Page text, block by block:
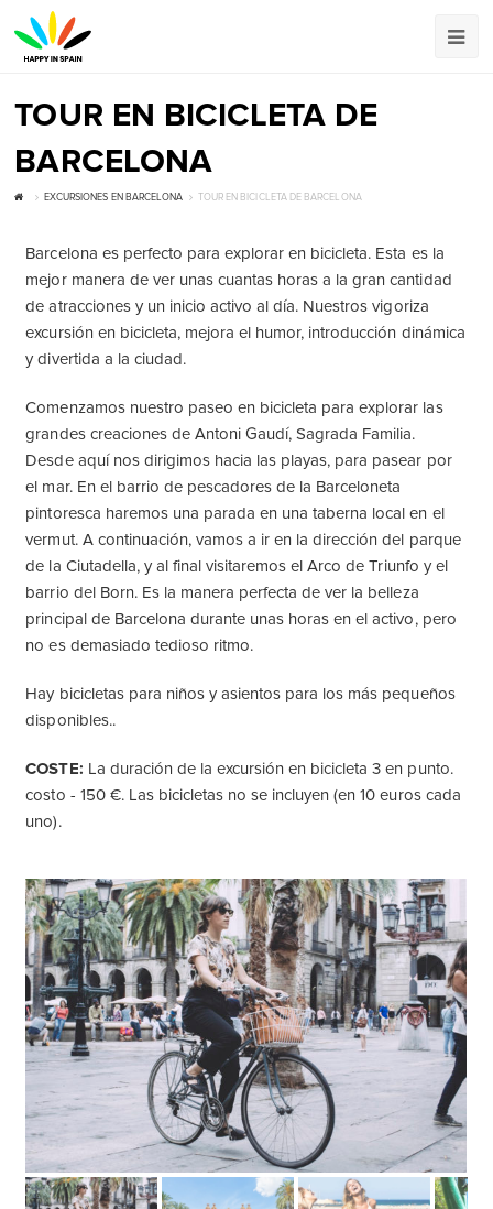
TOUR EN BICICLETA DE
BARCELONA
EXCURSIONES EN BARCELONA TOUR EN BICICLETA DE BARCELONA
Barcelona es perfecto para explorar en bicicleta. Esta es la
mejor manera de ver unas cuantas horas a la gran cantidad
de atracciones y un inicio activo al día. Nuestros vigoriza
excursión en bicicleta, mejora el humor, introducción dinámica
y divertida a la ciudad.
Comenzamos nuestro paseo en bicicleta para explorar las
grandes creaciones de Antoni Gaudí, Sagrada Familia.
Desde aquí nos dirigimos hacia las playas, para pasear por
el mar. En el barrio de pescadores de la Barceloneta
pintoresca haremos una parada en una taberna local en el
vermut. A continuación, vamos a ir en la dirección del parque
de la Ciutadella, y al final visitaremos el Arco de Triunfo y el
barrio del Born. Es la manera perfecta de ver la belleza
principal de Barcelona durante unas horas en el activo, pero
no es demasiado tedioso ritmo.
Hay bicicletas para niños y asientos para los más pequeños
disponibles..
COSTE: La duración de la excursión en bicicleta 3 en punto.
costo - 150 €. Las bicicletas no se incluyen (en 10 euros cada
uno).